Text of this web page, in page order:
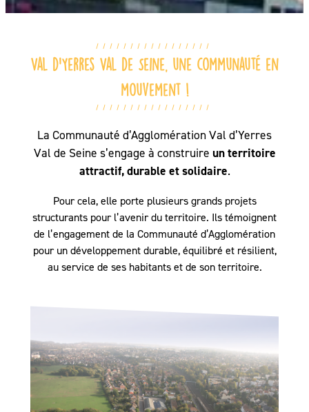
Val d’Yerres Val de Seine, une communauté en
mouvement !
La Communauté d’Agglomération Val d’Yerres
Val de Seine s’engage à construire un territoire
attractif, durable et solidaire.
Pour cela, elle porte plusieurs grands projets
structurants pour l’avenir du territoire. Ils témoignent
de l’engagement de la Communauté d’Agglomération
pour un développement durable, équilibré et résilient,
au service de ses habitants et de son territoire.